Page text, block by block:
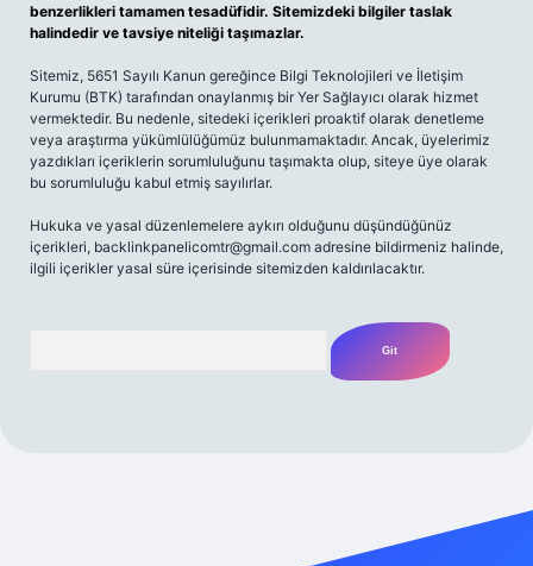
benzerlikleri tamamen tesadüfidir. Sitemizdeki bilgiler taslak
halindedir ve tavsiye niteliği taşımazlar.
Sitemiz, 5651 Sayılı Kanun gereğince Bilgi Teknolojileri ve İletişim
Kurumu (BTK) tarafından onaylanmış bir Yer Sağlayıcı olarak hizmet
vermektedir. Bu nedenle, sitedeki içerikleri proaktif olarak denetleme
veya araştırma yükümlülüğümüz bulunmamaktadır. Ancak, üyelerimiz
yazdıkları içeriklerin sorumluluğunu taşımakta olup, siteye üye olarak
bu sorumluluğu kabul etmiş sayılırlar.
Hukuka ve yasal düzenlemelere aykırı olduğunu düşündüğünüz
içerikleri, backlinkpanelicomtr@gmail.com adresine bildirmeniz halinde,
ilgili içerikler yasal süre içerisinde sitemizden kaldırılacaktır.